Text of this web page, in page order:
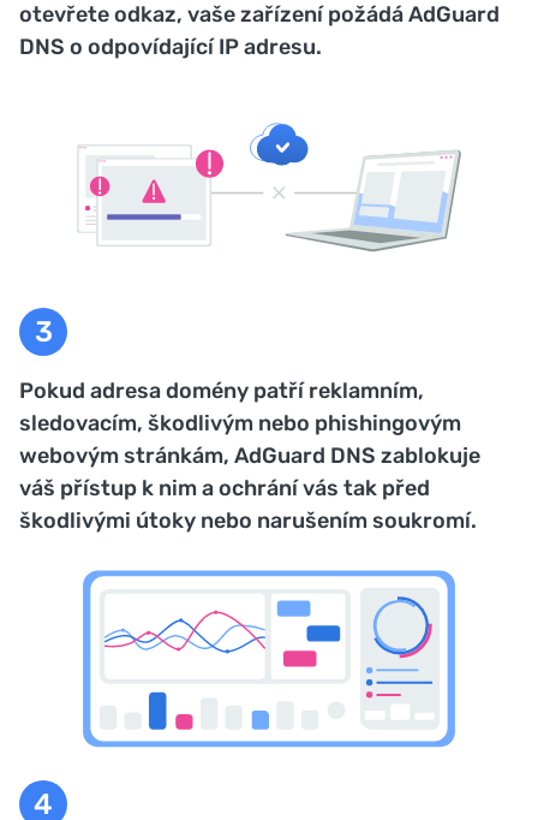
otevřete odkaz, vaše zařízení požádá AdGuard
DNS o odpovídající IP adresu.
Pokud adresa domény patří reklamním,
sledovacím, škodlivým nebo phishingovým
webovým stránkám, AdGuard DNS zablokuje
váš přístup k nim a ochrání vás tak před
škodlivými útoky nebo narušením soukromí.